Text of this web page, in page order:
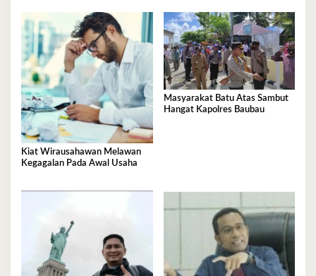
Kiat Wirausahawan Melawan
Kegagalan Pada Awal Usaha
Masyarakat Batu Atas Sambut
Hangat Kapolres Baubau